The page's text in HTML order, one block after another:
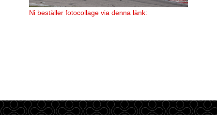
Ni beställer fotocollage via denna länk: